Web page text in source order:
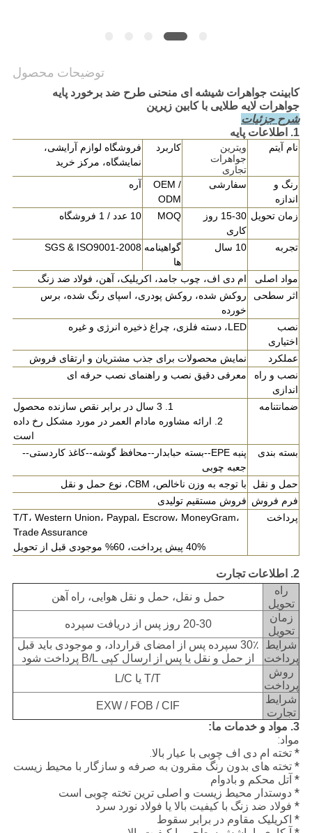
توضیحات محصول
کابینت جواهرات شیشه ای منحنی طرح ضد برخورد پایه
جواهرات لایه طلایی با کابین زیرین
شرح جزئیات
1. اطلاعات پایه
نام آیتم
ویترین
جواهرات
تجاری
کاربرد
فروشگاه لوازم آرایشی،
نمایشگاه، مرکز خرید
رنگ و
اندازه
سفارشی
OEM /
ODM
آره
زمان تحویل
15-30 روز
کاری
MOQ 10 عدد / 1 فروشگاه
تجربه 10 سال
گواهینامه
ها
SGS & ISO9001-2008
مواد اصلی
ام دی اف، چوب جامد، اکریلیک، آهن، فولاد ضد زنگ
اثر سطحی
روکش شده، روکش پودری، اسپای رنگ شده، برس
خورده
نصب
اختیاری
LED، دسته فلزی، چراغ ذخیره انرژی و غیره
عملکرد
نمایش محصولات برای جذب مشتریان و ارتقای فروش
نصب و راه
اندازی
معرفی دقیق نصب و راهنمای نصب حرفه ای
ضمانتنامه
1. 3 سال در برابر نقص سازنده محصول
2. ارائه مشاوره مادام العمر در مورد مشکل رخ داده
است
بسته بندی
پنبه EPE--بسته حبابدار--محافظ گوشه--کاغذ کاردستی--
جعبه چوبی
حمل و نقل
با توجه به وزن ناخالص، CBM، نوع حمل و نقل
فرم فروش فروش مستقیم تولیدی
پرداخت
T/T، Western Union، Paypal، Escrow، MoneyGram،
Trade Assurance
40% پیش پرداخت، 60% موجودی قبل از تحویل
2. اطلاعات تجارت
راه
تحویل
حمل و نقل، حمل و نقل هوایی، راه آهن
زمان
تحویل
20-30 روز پس از دریافت سپرده
شرایط
پرداخت
30٪ سپرده پس از امضای قرارداد، و موجودی باید قبل
از حمل و نقل یا پس از ارسال کپی B/L پرداخت شود
روش
پرداخت
T/T یا L/C
شرایط
تجارت
EXW / FOB / CIF
3. مواد و خدمات ما:
مواد:
* تخته ام دی اف چوبی با عیار بالا.
* تخته های بدون رنگ مقرون به صرفه و سازگار با محیط زیست
* آتل محکم و بادوام
* دوستدار محیط زیست و اصلی ترین تخته چوبی است
* فولاد ضد زنگ با کیفیت بالا یا فولاد نورد سرد
* اکریلیک مقاوم در برابر سقوط